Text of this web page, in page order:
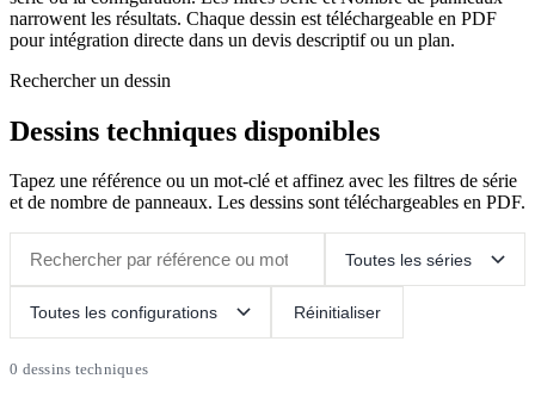
narrowent les résultats. Chaque dessin est téléchargeable en PDF
pour intégration directe dans un devis descriptif ou un plan.
Rechercher un dessin
Dessins techniques disponibles
Tapez une référence ou un mot-clé et affinez avec les filtres de série
et de nombre de panneaux. Les dessins sont téléchargeables en PDF.
Réinitialiser
0 dessins techniques